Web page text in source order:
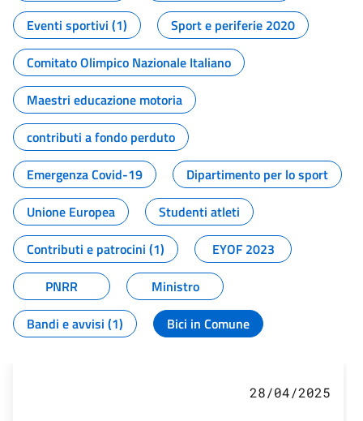
Eventi sportivi (1)
Sport e periferie 2020
Comitato Olimpico Nazionale Italiano
Maestri educazione motoria
contributi a fondo perduto
Emergenza Covid-19
Dipartimento per lo sport
Unione Europea
Studenti atleti
Contributi e patrocini (1)
EYOF 2023
PNRR
Ministro
Bandi e avvisi (1)
Bici in Comune
28/04/2025